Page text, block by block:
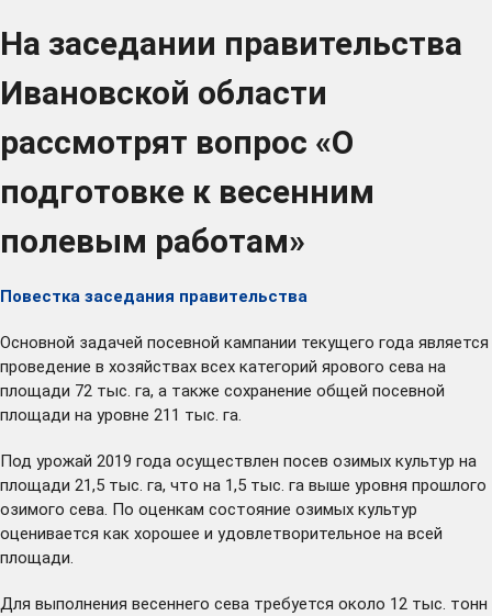
На заседании правительства
Ивановской области
рассмотрят вопрос «О
подготовке к весенним
полевым работам»
Повестка заседания правительства
Основной задачей посевной кампании текущего года является
проведение в хозяйствах всех категорий ярового сева на
площади 72 тыс. га, а также сохранение общей посевной
площади на уровне 211 тыс. га.
Под урожай 2019 года осуществлен посев озимых культур на
площади 21,5 тыс. га, что на 1,5 тыс. га выше уровня прошлого
озимого сева. По оценкам состояние озимых культур
оценивается как хорошее и удовлетворительное на всей
площади.
Для выполнения весеннего сева требуется около 12 тыс. тонн